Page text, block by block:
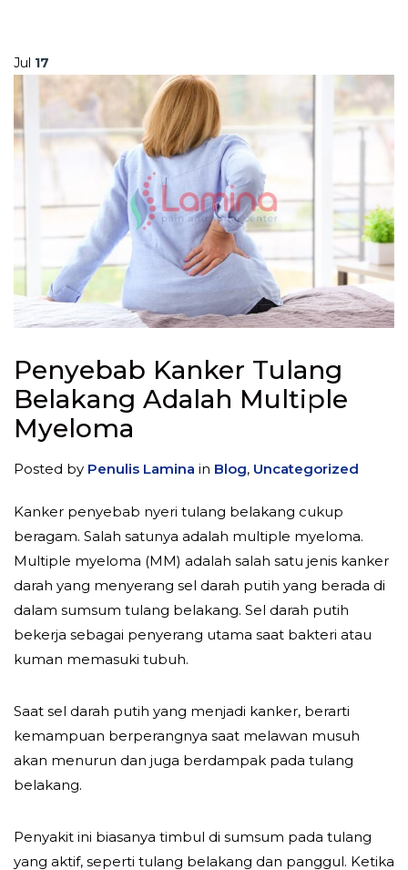
Jul 17
Penyebab Kanker Tulang
Belakang Adalah Multiple
Myeloma
Posted by Penulis Lamina in Blog, Uncategorized
Kanker penyebab nyeri tulang belakang cukup
beragam. Salah satunya adalah multiple myeloma.
Multiple myeloma (MM) adalah salah satu jenis kanker
darah yang menyerang sel darah putih yang berada di
dalam sumsum tulang belakang. Sel darah putih
bekerja sebagai penyerang utama saat bakteri atau
kuman memasuki tubuh.
Saat sel darah putih yang menjadi kanker, berarti
kemampuan berperangnya saat melawan musuh
akan menurun dan juga berdampak pada tulang
belakang.
Penyakit ini biasanya timbul di sumsum pada tulang
yang aktif, seperti tulang belakang dan panggul. Ketika